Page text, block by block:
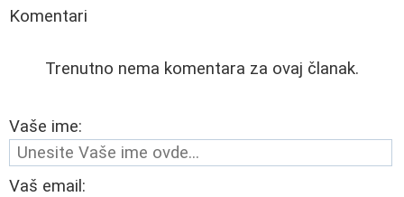
Komentari
Trenutno nema komentara za ovaj članak.
Vaše ime:
Vaš email: